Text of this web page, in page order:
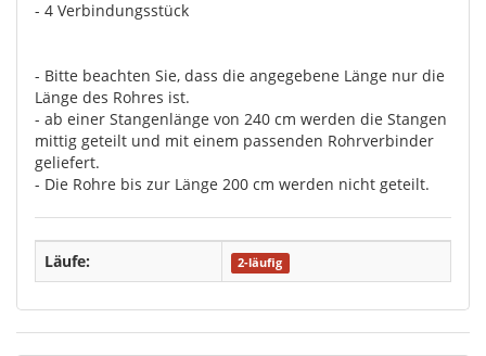
- 4 Verbindungsstück
- Bitte beachten Sie, dass die angegebene Länge nur die
Länge des Rohres ist.
- ab einer Stangenlänge von 240 cm werden die Stangen
mittig geteilt und mit einem passenden Rohrverbinder
geliefert.
- Die Rohre bis zur Länge 200 cm werden nicht geteilt.
Läufe: 2-läufig